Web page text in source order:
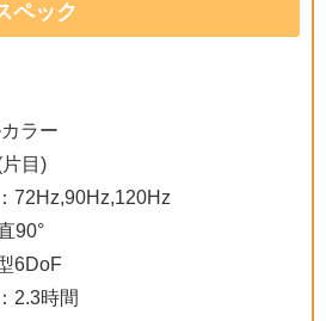
ペック
ラー
目)
72Hz,90Hz,120Hz
90°
6DoF
2.3時間